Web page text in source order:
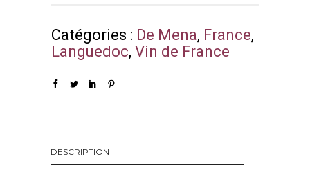
Catégories : De Mena, France,
Languedoc, Vin de France
DESCRIPTION